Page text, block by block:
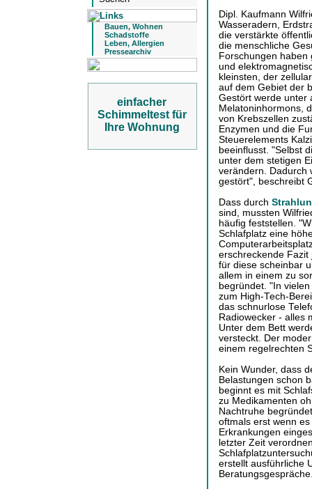
Bauen, Wohnen
Schadstoffe
Leben, Allergien
Pressearchiv
einfacher
Schimmeltest für
Ihre Wohnung
Dipl. Kaufmann
Wasseradern,
die verstärkte
die menschliche
Forschungen haben
und
kleinsten, der
auf dem Gebiet der
Gestört werde unter
Melatoninhormons,
von Krebszellen
Enzymen und die
Steuerelements
beeinflusst. "Selbst
unter dem stetigen
verändern. Dadurch
gestört", beschreibt
Dass durch
sind, mussten
häufig feststellen.
Schlafplatz eine
erschreckende
für diese scheinbar
allem in einem zu
begründet. "In
zum High-Tech-
das schnurlose
Radiowecker - alles
Unter dem Bett
versteckt. Der
einem regelrechten
Kein Wunder, dass
Belastungen schon
beginnt es mit
zu Medikamenten
Nachtruhe
oftmals erst wenn
Erkrankungen
letzter Zeit
erstellt ausführliche